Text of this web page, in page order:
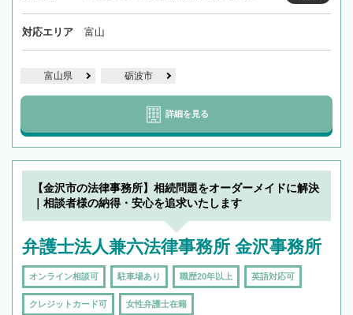
対応エリア 富山
富山県 砺波市
詳細を見る
【金沢市の法律事務所】相続問題をオーダーメイドに解決
｜相談者様の納得・安心を追求いたします
弁護士法人兼六法律事務所 金沢事務所
オンライン相談可 駐車場あり 職歴20年以上 英語対応可
クレジットカード可 女性弁護士在籍